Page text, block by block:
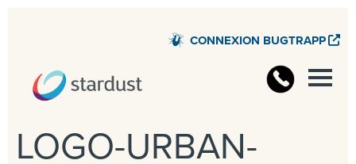
CONNEXION BUGTRAPP
LOGO-URBAN-